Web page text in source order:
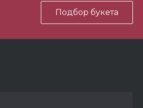
Подбор букета